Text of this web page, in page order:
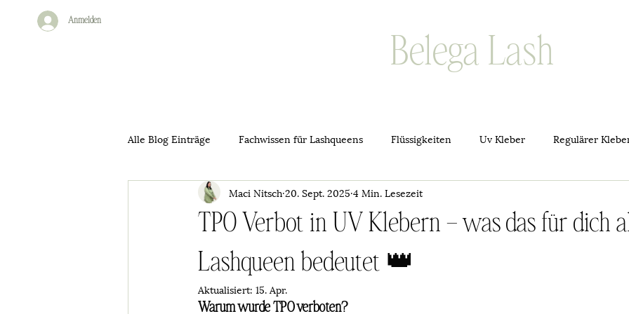
Anmelden
Belega Lash
Alle Blog Einträge Fachwissen für Lashqueens Flüssigkeiten Uv Kleber Regulärer
TPO Verbot in UV Klebern – was das für dich
Lashqueen bedeutet 👑
Maci Nitsch20. Sept. 2025 4 Min. Lesezeit
Aktualisiert: 15. Apr.
Warum wurde TPO verboten?